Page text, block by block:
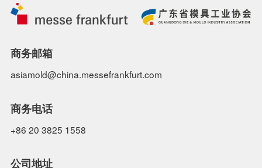
商务邮箱
asiamold@china.messefrankfurt.com
商务电话
+86 20 3825 1558
公司地址